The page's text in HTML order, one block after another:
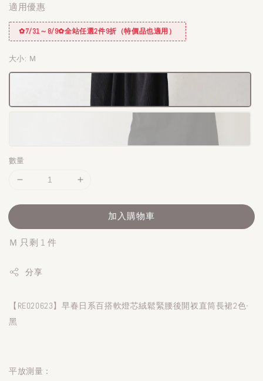
適用優惠
✿7/31～8/9✿全站任選2件9折（特價品也適用）
大小: Ｍ
數量
加入購物車
Ｍ 只剩 1 件
分享
【RE020623】早春日系百搭軟燈芯絨鬆緊腰後開衩直筒長裙2色-
黑
平放測量：